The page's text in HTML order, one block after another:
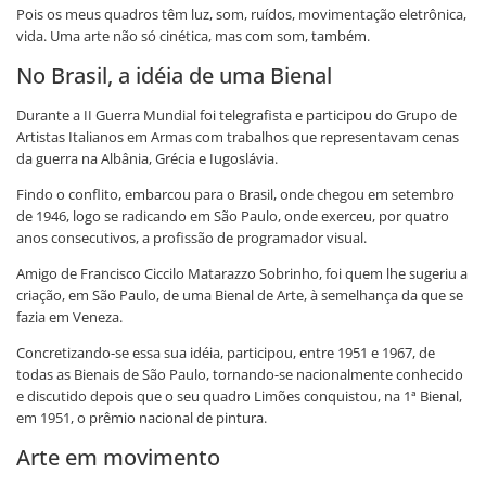
Pois os meus quadros têm luz, som, ruídos, movimentação eletrônica,
vida. Uma arte não só cinética, mas com som, também.
No Brasil, a idéia de uma Bienal
Durante a II Guerra Mundial foi telegrafista e participou do Grupo de
Artistas Italianos em Armas com trabalhos que representavam cenas
da guerra na Albânia, Grécia e Iugoslávia.
Findo o conflito, embarcou para o Brasil, onde chegou em setembro
de 1946, logo se radicando em São Paulo, onde exerceu, por quatro
anos consecutivos, a profissão de programador visual.
Amigo de Francisco Ciccilo Matarazzo Sobrinho, foi quem lhe sugeriu a
criação, em São Paulo, de uma Bienal de Arte, à semelhança da que se
fazia em Veneza.
Concretizando-se essa sua idéia, participou, entre 1951 e 1967, de
todas as Bienais de São Paulo, tornando-se nacionalmente conhecido
e discutido depois que o seu quadro Limões conquistou, na 1ª Bienal,
em 1951, o prêmio nacional de pintura.
Arte em movimento